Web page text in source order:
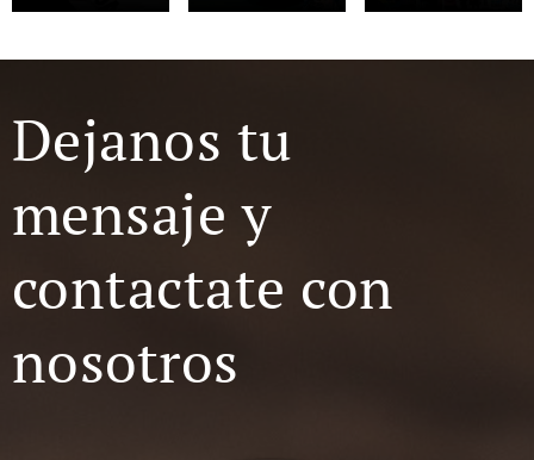
Dejanos tu
mensaje y
contactate con
nosotros